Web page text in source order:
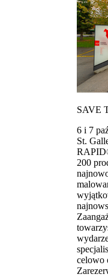
SAVE
6 i 7
St.
200
celowo